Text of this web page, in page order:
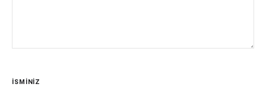
İSMİNİZ